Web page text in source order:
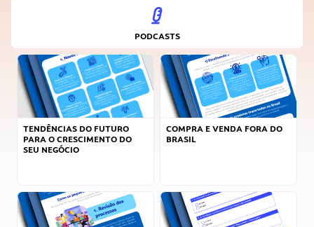
PODCASTS
TENDÊNCIAS DO FUTURO
PARA O CRESCIMENTO DO
SEU NEGÓCIO
COMPRA E VENDA FORA DO
BRASIL